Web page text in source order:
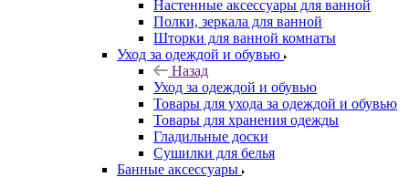
Настенные аксессуары для ванной
Полки, зеркала для ванной
Шторки для ванной комнаты
Уход за одеждой и обувью
Назад
Уход за одеждой и обувью
Товары для ухода за одеждой и обувью
Товары для хранения одежды
Гладильные доски
Сушилки для белья
Банные аксессуары